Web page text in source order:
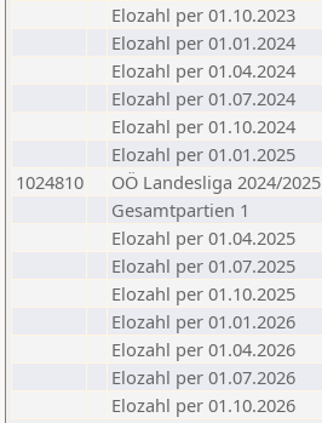
Elozahl per 01.10.2023
Elozahl per 01.01.2024
Elozahl per 01.04.2024
Elozahl per 01.07.2024
Elozahl per 01.10.2024
Elozahl per 01.01.2025
1024810
OÖ Landesliga 2024/2025
Gesamtpartien 1
Elozahl per 01.04.2025
Elozahl per 01.07.2025
Elozahl per 01.10.2025
Elozahl per 01.01.2026
Elozahl per 01.04.2026
Elozahl per 01.07.2026
Elozahl per 01.10.2026